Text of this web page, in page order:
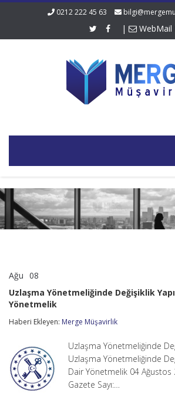
0212 222 45 63
| WebMail
Ağu 08
Değişiklik
Yapılmasına
Yönetmelik
Uzlaşma Yönetmeliğinde Değişiklik
Yönetmelik
Haberi Ekleyen: Merge Müşavirlik
Uzlaşma Yönetmeliğinde
Uzlaşma Yönetmeliğinde
Dair Yönetmelik 04 Ağustos
Gazete Sayı:…